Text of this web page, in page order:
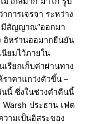
การเจรจา ระหว่าง
มีสัญญาณ”ออกมา
อิหร่านออมากยืนยัน
นียมไว้ภายใน
รียกเก็บค่าผ่านทาง
าคาแกว่งตัวขึ้น –
นี้ ซึ่งในช่วงคำคืนนี้
ประธาน เฟด
ามเป็นอิสระของ